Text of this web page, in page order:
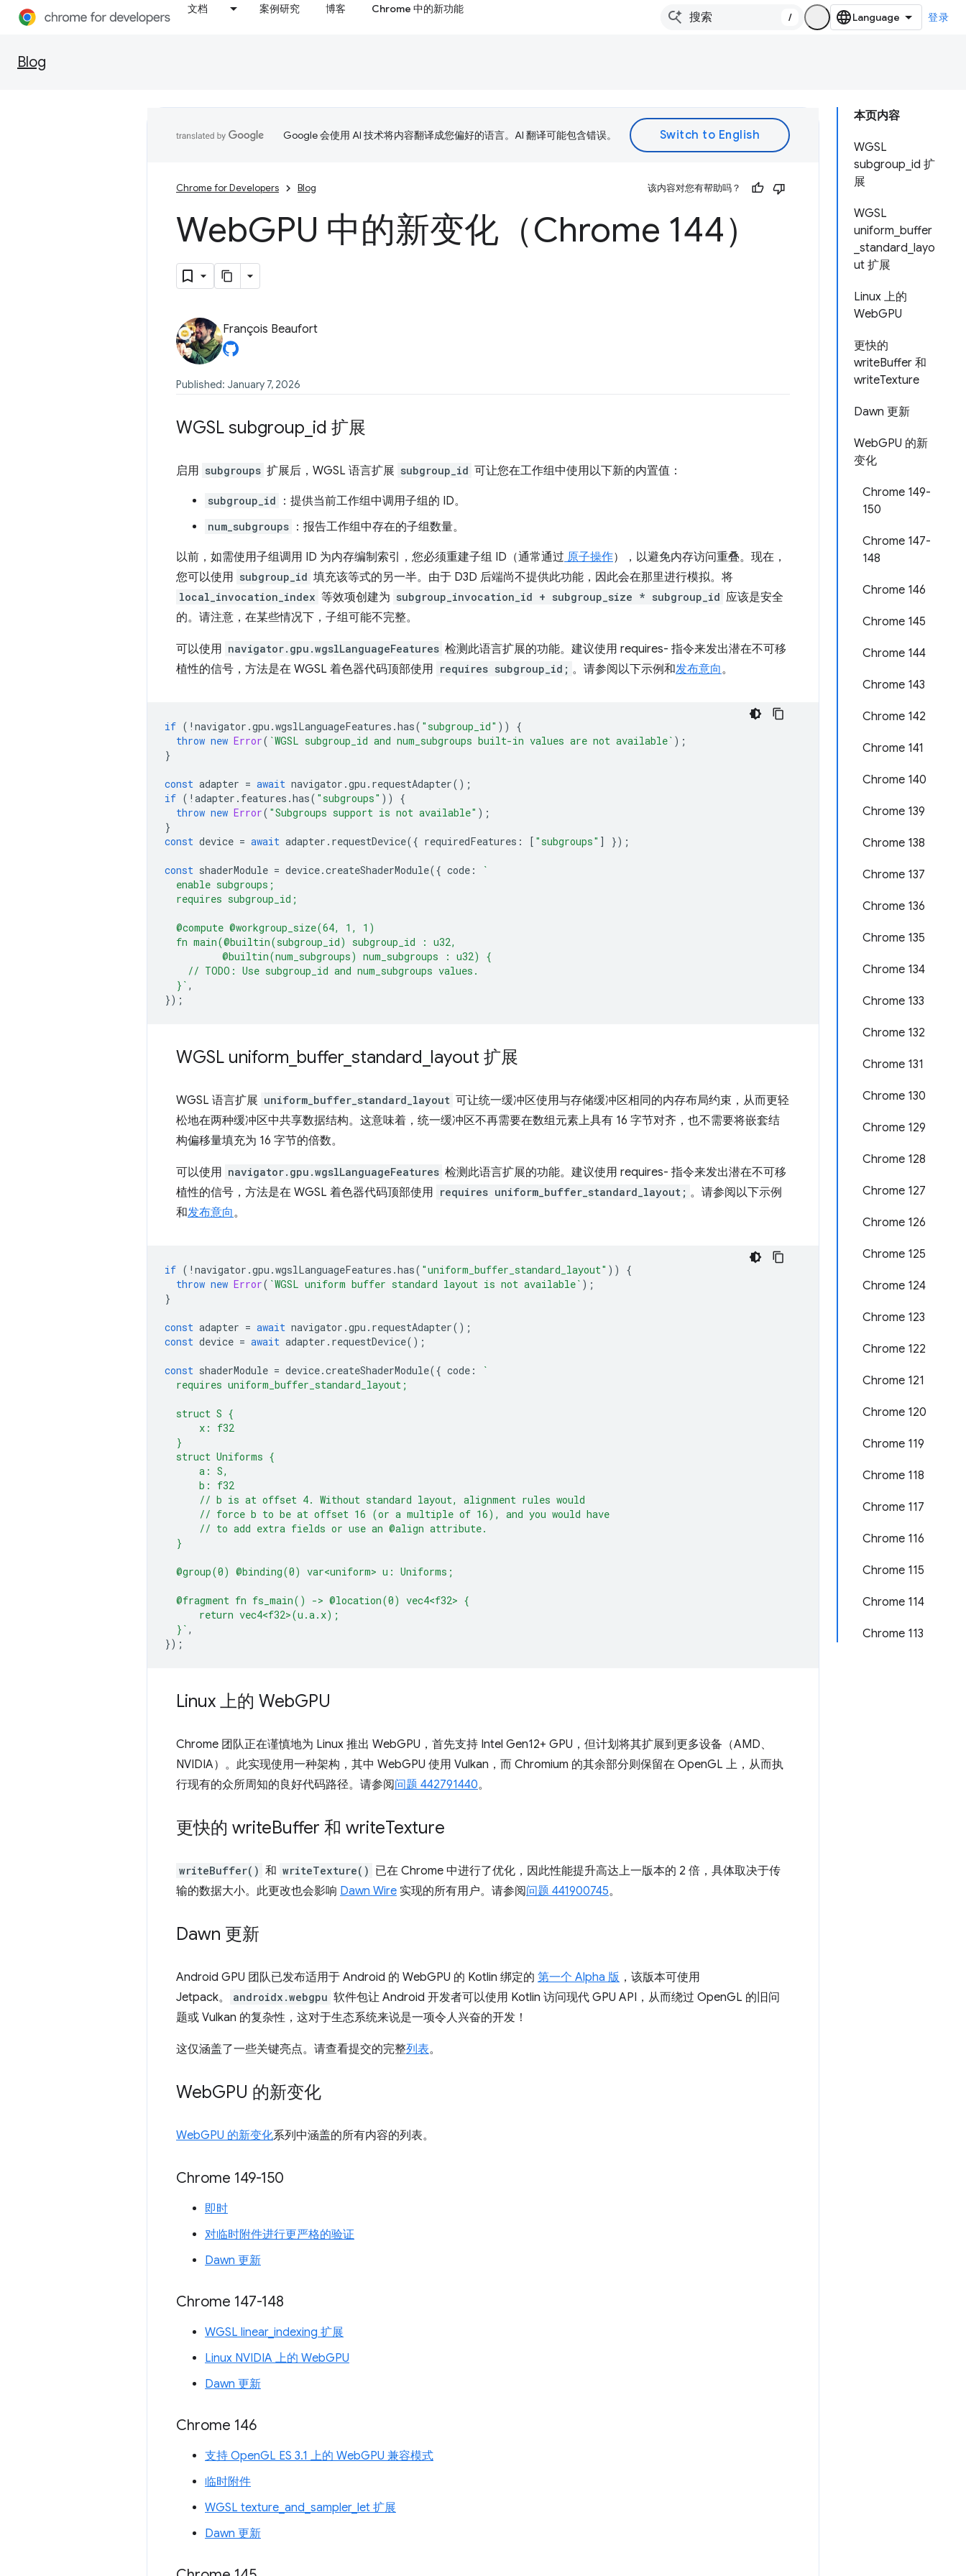
文档 案例研究 博客 Chrome 中的新功能
/ 登录
Blog
本页内容
WGSL
subgroup_id 扩
展
WGSL
uniform_buffer
_standard_layo
ut 扩展
Linux 上的
WebGPU
更快的
writeBuffer 和
writeTexture
Dawn 更新
WebGPU 的新
变化
Chrome 149-
150
Chrome 147-
148
Chrome 146
Chrome 145
Chrome 144
Chrome 143
Chrome 142
Chrome 141
Chrome 140
Chrome 139
Chrome 138
Chrome 137
Chrome 136
Chrome 135
Chrome 134
Chrome 133
Chrome 132
Chrome 131
Chrome 130
Chrome 129
Chrome 128
Chrome 127
Chrome 126
Chrome 125
Chrome 124
Chrome 123
Chrome 122
Chrome 121
Chrome 120
Chrome 119
Chrome 118
Chrome 117
Chrome 116
Chrome 115
Chrome 114
Chrome 113
Google 会使用 AI 技术将内容翻译成您偏好的语言。AI 翻译可能包含错误。
Chrome for Developers Blog 该内容对您有帮助吗？
WebGPU 中的新变化（Chrome 144）
François Beaufort
Published: January 7, 2026
WGSL subgroup id 扩展
启用 subgroups 扩展后，WGSL 语言扩展 subgroup_id 可让您在工作组中使用以下新的内置值：
subgroup_id ：提供当前工作组中调用子组的 ID。
num_subgroups ：报告工作组中存在的子组数量。
以前，如需使用子组调用 ID 为内存编制索引，您必须重建子组 ID（通常通过 原子操作），以避免内存访问重叠。现在，
您可以使用 subgroup_id 填充该等式的另一半。由于 D3D 后端尚不提供此功能，因此会在那里进行模拟。将
local_invocation_index 等效项创建为 subgroup_invocation_id + subgroup_size * subgroup_id 应该是安全
的。请注意，在某些情况下，子组可能不完整。
可以使用 navigator.gpu.wgslLanguageFeatures 检测此语言扩展的功能。建议使用 requires- 指令来发出潜在不可移
植性的信号，方法是在 WGSL 着色器代码顶部使用 requires subgroup_id; 。请参阅以下示例和发布意向。
if ( ! navigator .gpu .wgslLanguageFeatures .has( "subgroup_id" ))
{
throw new Error( `WGSL subgroup_id and num_subgroups built-in values are not available` );
}
const adapter = await navigator .gpu . requestAdapter();
if ( ! adapter . features .has( "subgroups" ))
{
throw new Error( "Subgroups support is not available" );
}
const device = await adapter . requestDevice({ requiredFeatures : [ "subgroups" ] });
const shaderModule = device.createShaderModule({ code :
`
  enable subgroups;
  requires subgroup_id;
  @compute @workgroup_size(64, 1, 1)
  fn main(@builtin(subgroup_id) subgroup_id : u32,
          @builtin(num_subgroups) num_subgroups : u32) {
    // TODO: Use subgroup_id and num_subgroups values.
  }`
,
});
WGSL uniform buffer standard layout 扩展
WGSL 语言扩展 uniform_buffer_standard_layout 可让统一缓冲区使用与存储缓冲区相同的内存布局约束，从而更轻
松地在两种缓冲区中共享数据结构。这意味着，统一缓冲区不再需要在数组元素上具有 16 字节对齐，也不需要将嵌套结
构偏移量填充为 16 字节的倍数。
可以使用 navigator.gpu.wgslLanguageFeatures 检测此语言扩展的功能。建议使用 requires- 指令来发出潜在不可移
植性的信号，方法是在 WGSL 着色器代码顶部使用 requires uniform_buffer_standard_layout; 。请参阅以下示例
和发布意向。
if ( ! navigator .gpu .wgslLanguageFeatures .has( "uniform_buffer_standard_layout" ))
{
throw new Error( `WGSL uniform buffer standard layout is not available` );
}
const adapter = await navigator .gpu . requestAdapter();
const device = await adapter . requestDevice();
const shaderModule = device.createShaderModule({ code :
`
  requires uniform_buffer_standard_layout;
  struct S {
      x: f32
  }
  struct Uniforms {
      a: S,
      b: f32
      // b is at offset 4. Without standard layout, alignment rules would
      // force b to be at offset 16 (or a multiple of 16), and you would have
      // to add extra fields or use an @align attribute.
  }
  @group(0) @binding(0) var<uniform> u: Uniforms;
  @fragment fn fs_main() -> @location(0) vec4<f32> {
      return vec4<f32>(u.a.x);
  }`
,
});
Linux 上的 WebGPU
Chrome 团队正在谨慎地为 Linux 推出 WebGPU，首先支持 Intel Gen12+ GPU，但计划将其扩展到更多设备（AMD、
NVIDIA）。此实现使用一种架构，其中 WebGPU 使用 Vulkan，而 Chromium 的其余部分则保留在 OpenGL 上，从而执
行现有的众所周知的良好代码路径。请参阅问题 442791440。
更快的 writeBuffer 和 writeTexture
writeBuffer() 和 writeTexture() 已在 Chrome 中进行了优化，因此性能提升高达上一版本的 2 倍，具体取决于传
输的数据大小。此更改也会影响 Dawn Wire 实现的所有用户。请参阅问题 441900745。
Dawn 更新
Android GPU 团队已发布适用于 Android 的 WebGPU 的 Kotlin 绑定的 第一个 Alpha 版 ，该版本可使用
Jetpack。
androidx.webgpu 软件包让 Android 开发者可以使用 Kotlin 访问现代 GPU API，从而绕过 OpenGL 的旧问
题或 Vulkan 的复杂性，这对于生态系统来说是一项令人兴奋的开发！
这仅涵盖了一些关键亮点。请查看提交的完整列表。
WebGPU 的新变化
WebGPU 的新变化系列中涵盖的所有内容的列表。
Chrome 149-150
即时
对临时附件进行更严格的验证
Dawn 更新
Chrome 147-148
WGSL linear_indexing 扩展
Linux NVIDIA 上的 WebGPU
Dawn 更新
Chrome 146
支持 OpenGL ES 3.1 上的 WebGPU 兼容模式
临时附件
WGSL texture_and_sampler_let 扩展
Dawn 更新